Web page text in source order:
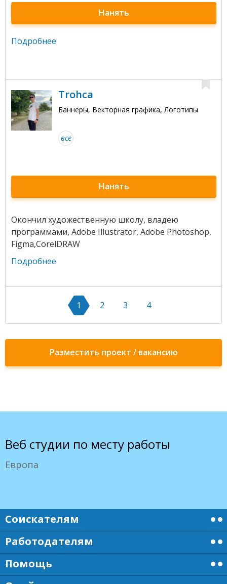
Нанять
Подробнее
Trohca
Баннеры, Векторная графика, Логотипы
все
Нанять
Окончил художественную школу, владею
программами, Adobe Illustrator, Adobe Photoshop,
Figma,CorelDRAW
Подробнее
1 2 3 4
Разместить проект / вакансию
Веб студии по месту работы
Европа
Соискателям
Работодателям
Помощь